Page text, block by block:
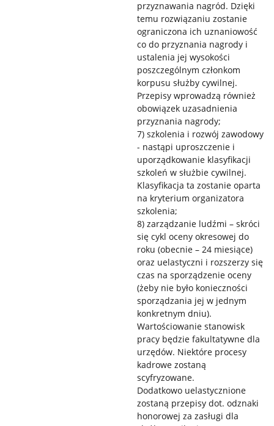
przyznawania nagród. Dzięki
temu rozwiązaniu zostanie
ograniczona ich uznaniowość
co do przyznania nagrody i
ustalenia jej wysokości
poszczególnym członkom
korpusu służby cywilnej.
Przepisy wprowadzą również
obowiązek uzasadnienia
przyznania nagrody;
7) szkolenia i rozwój zawodowy
- nastąpi uproszczenie i
uporządkowanie klasyfikacji
szkoleń w służbie cywilnej.
Klasyfikacja ta zostanie oparta
na kryterium organizatora
szkolenia;
8) zarządzanie ludźmi – skróci
się cykl oceny okresowej do
roku (obecnie – 24 miesiące)
oraz uelastyczni i rozszerzy się
czas na sporządzenie oceny
(żeby nie było konieczności
sporządzania jej w jednym
konkretnym dniu).
Wartościowanie stanowisk
pracy będzie fakultatywne dla
urzędów. Niektóre procesy
kadrowe zostaną
scyfryzowane.
Dodatkowo uelastycznione
zostaną przepisy dot. odznaki
honorowej za zasługi dla